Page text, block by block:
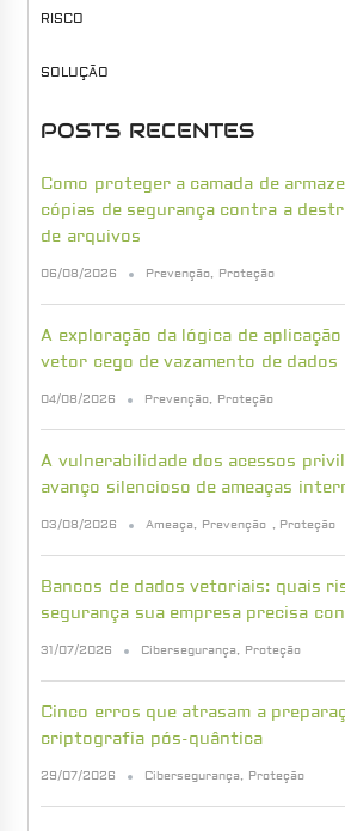
RISCO
SOLUÇÃO
POSTS RECENTES
Como proteger a camada de
cópias de segurança contra a
de arquivos
06/08/2026 Prevenção, Proteção
A exploração da lógica de aplicação
vetor cego de vazamento de dados
04/08/2026 Prevenção, Proteção
A vulnerabilidade dos acessos
avanço silencioso de ameaças
03/08/2026 Ameaça, Prevenção , Proteção
Bancos de dados vetoriais: quais
segurança sua empresa precisa
31/07/2026 Cibersegurança, Proteção
Cinco erros que atrasam a
criptografia pós-quântica
29/07/2026 Cibersegurança, Proteção